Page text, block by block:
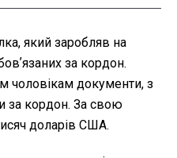
який заробляв на
за кордон.
чоловікам документи, з
за кордон. За свою
доларів США.